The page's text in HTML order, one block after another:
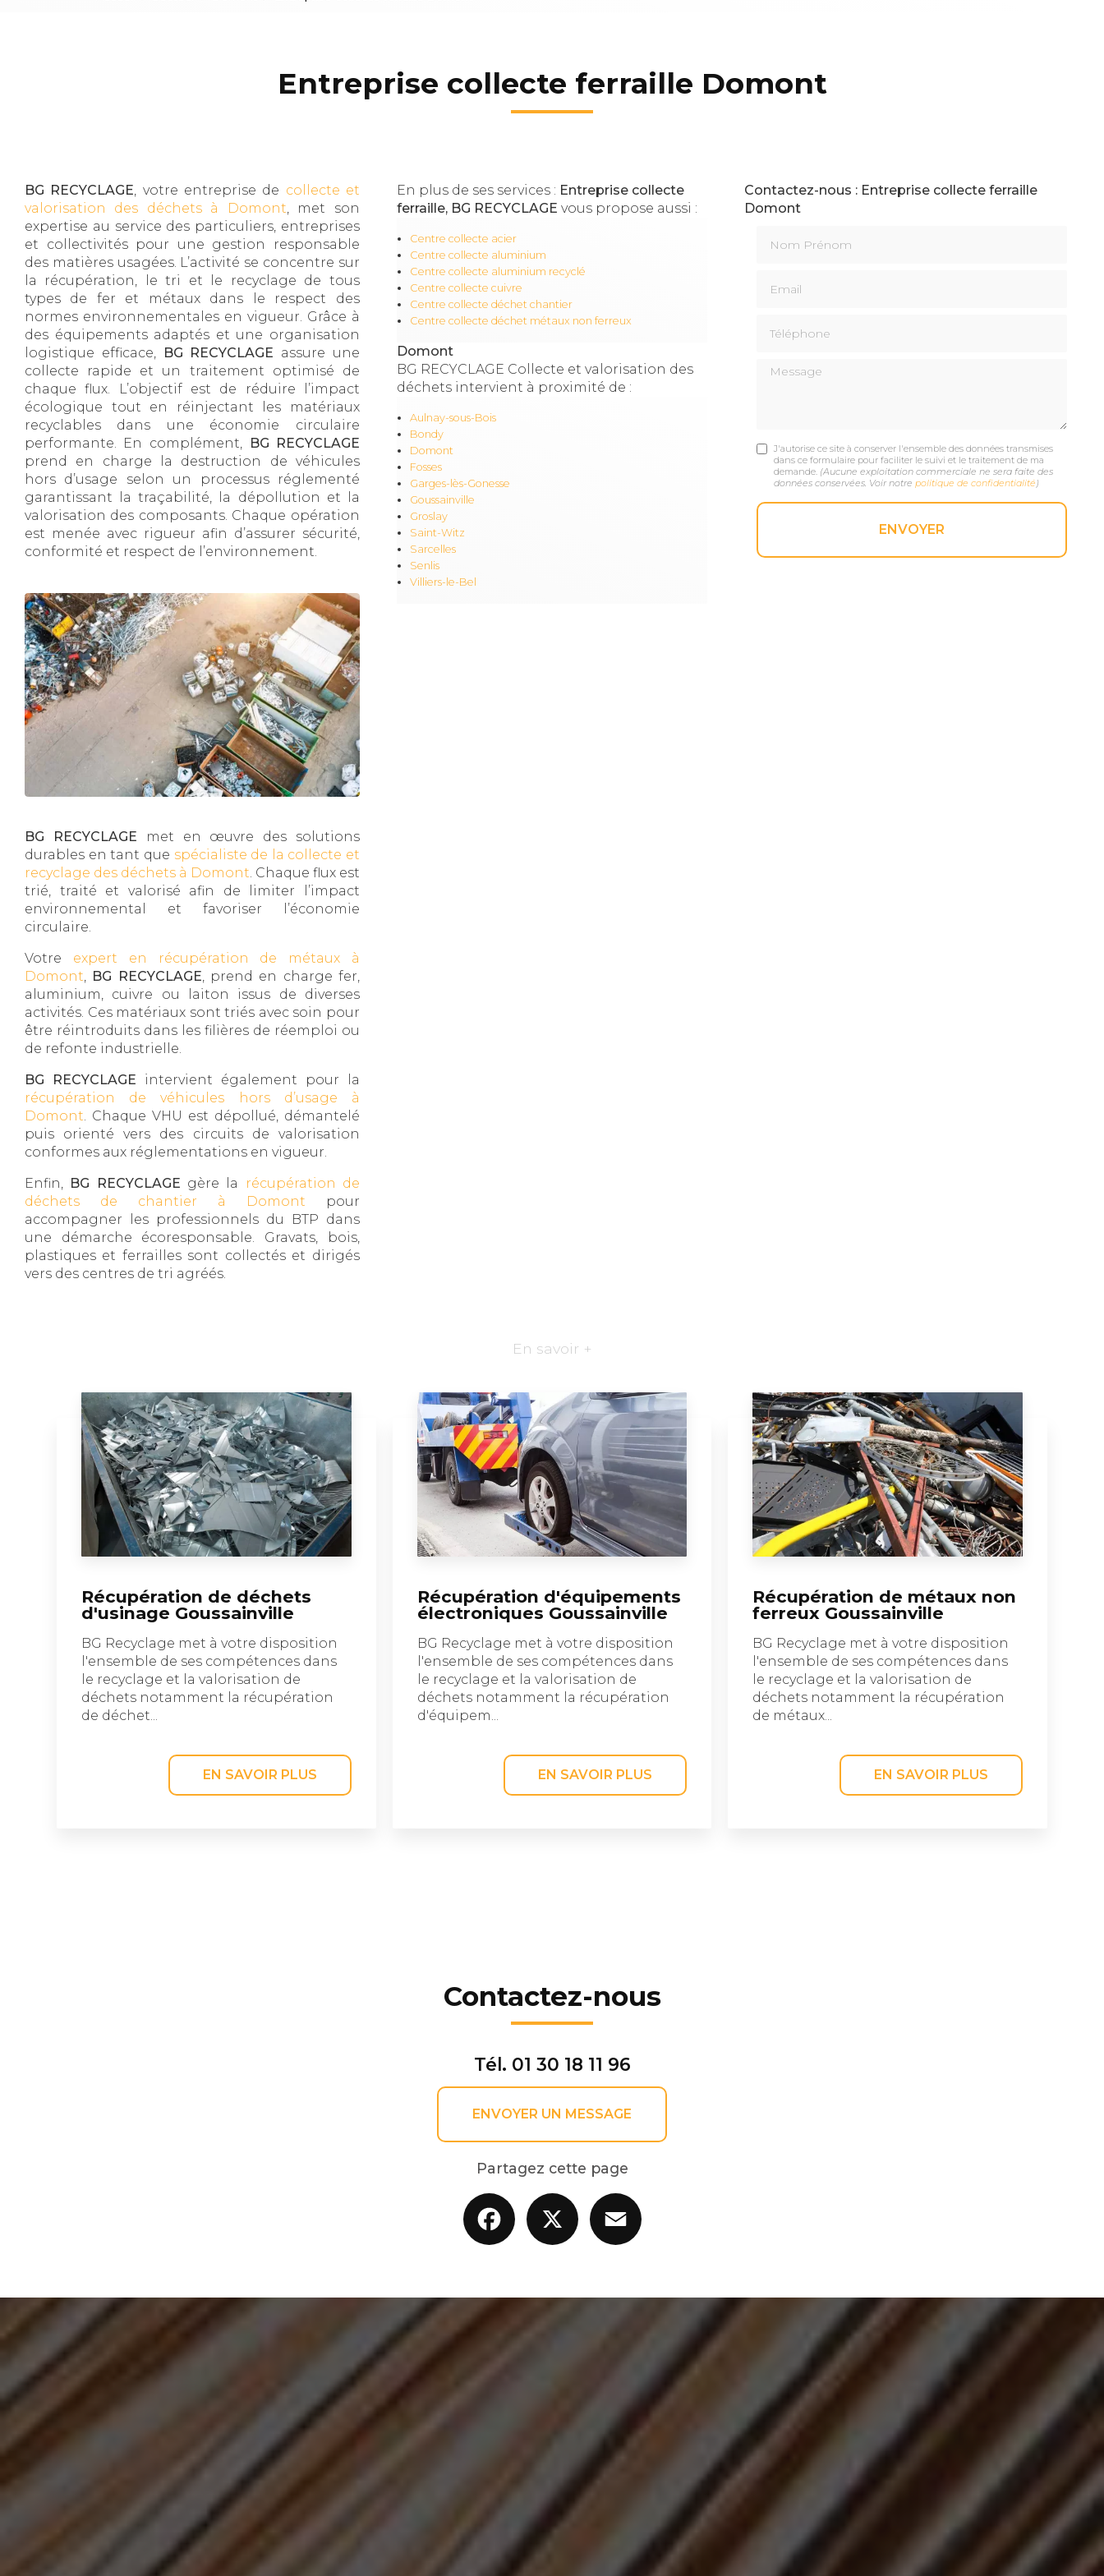
Entreprise collecte ferraille Domont
BG RECYCLAGE, votre entreprise de collecte et
valorisation des déchets à Domont, met son
expertise au service des particuliers, entreprises
et collectivités pour une gestion responsable
des matières usagées. L’activité se concentre sur
la récupération, le tri et le recyclage de tous
types de fer et métaux dans le respect des
normes environnementales en vigueur. Grâce à
des équipements adaptés et une organisation
logistique efficace,
BG RECYCLAGE assure une
collecte rapide et un traitement optimisé de
chaque flux. L’objectif est de réduire l’impact
écologique tout en réinjectant les matériaux
recyclables dans une économie circulaire
performante. En complément,
BG RECYCLAGE
prend en charge la destruction de véhicules
hors d’usage selon un processus réglementé
garantissant la traçabilité, la dépollution et la
valorisation des composants. Chaque opération
est menée avec rigueur afin d’assurer sécurité,
conformité et respect de l’environnement.
BG RECYCLAGE met en œuvre des solutions
durables en tant que spécialiste de la collecte et
recyclage des déchets à Domont. Chaque flux est
trié, traité et valorisé afin de limiter l’impact
environnemental et favoriser l’économie
circulaire.
Votre expert en récupération de métaux à
Domont, BG RECYCLAGE, prend en charge fer,
aluminium, cuivre ou laiton issus de diverses
activités. Ces matériaux sont triés avec soin pour
être réintroduits dans les filières de réemploi ou
de refonte industrielle.
BG RECYCLAGE intervient également pour la
récupération de véhicules hors d’usage à
Domont. Chaque VHU est dépollué, démantelé
puis orienté vers des circuits de valorisation
conformes aux réglementations en vigueur.
Enfin, BG RECYCLAGE gère la
récupération de
déchets de chantier à Domont pour
accompagner les professionnels du BTP dans
une démarche écoresponsable. Gravats, bois,
plastiques et ferrailles sont collectés et dirigés
vers des centres de tri agréés.
En plus de ses services : Entreprise collecte
ferraille, BG RECYCLAGE vous propose aussi :
Centre collecte acier
Centre collecte aluminium
Centre collecte aluminium recyclé
Centre collecte cuivre
Centre collecte déchet chantier
Centre collecte déchet métaux non ferreux
Domont
BG RECYCLAGE Collecte et valorisation des
déchets intervient à proximité de :
Aulnay-sous-Bois
Bondy
Domont
Fosses
Garges-lès-Gonesse
Goussainville
Groslay
Saint-Witz
Sarcelles
Senlis
Villiers-le-Bel
Contactez-nous : Entreprise collecte ferraille
Domont
Message
J'autorise ce site à conserver l'ensemble des données transmises
dans ce formulaire pour faciliter le suivi et le traitement de ma
demande. (Aucune exploitation commerciale ne sera faite des
données conservées. Voir notre politique de confidentialité )
En savoir +
Récupération de déchets
d'usinage Goussainville
BG Recyclage met à votre disposition
l'ensemble de ses compétences dans
le recyclage et la valorisation de
déchets notamment la récupération
de déchet...
EN SAVOIR PLUS
Récupération d'équipements
électroniques Goussainville
BG Recyclage met à votre disposition
l'ensemble de ses compétences dans
le recyclage et la valorisation de
déchets notamment la récupération
d'équipem...
EN SAVOIR PLUS
Récupération de métaux non
ferreux Goussainville
BG Recyclage met à votre disposition
l'ensemble de ses compétences dans
le recyclage et la valorisation de
déchets notamment la récupération
de métaux...
EN SAVOIR PLUS
Contactez-nous
Tél. 01 30 18 11 96
ENVOYER UN MESSAGE
Partagez cette page
Facebook